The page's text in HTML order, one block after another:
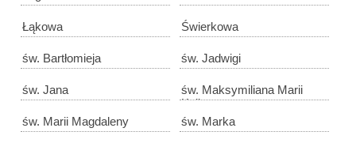
Łąkowa Świerkowa
św. Bartłomieja św. Jadwigi
św. Jana
św. Maksymiliana Marii
Kolbe
św. Marii Magdaleny
św. Marka